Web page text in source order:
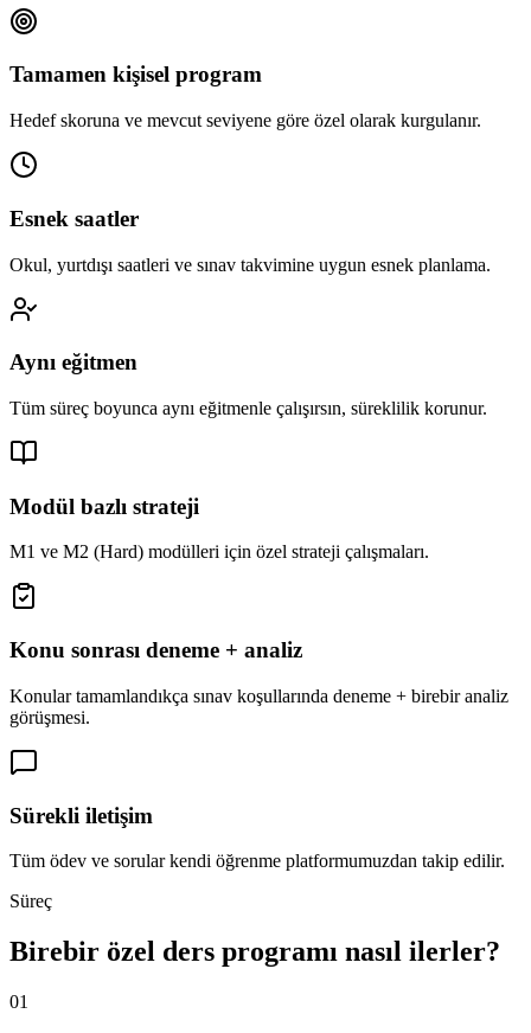
Tamamen kişisel program
Hedef skoruna ve mevcut seviyene göre özel olarak kurgulanır.
Esnek saatler
Okul, yurtdışı saatleri ve sınav takvimine uygun esnek planlama.
Aynı eğitmen
Tüm süreç boyunca aynı eğitmenle çalışırsın, süreklilik korunur.
Modül bazlı strateji
M1 ve M2 (Hard) modülleri için özel strateji çalışmaları.
Konu sonrası deneme + analiz
Konular tamamlandıkça sınav koşullarında deneme + birebir analiz
görüşmesi.
Sürekli iletişim
Tüm ödev ve sorular kendi öğrenme platformumuzdan takip edilir.
Süreç
Birebir özel ders programı nasıl ilerler?
01